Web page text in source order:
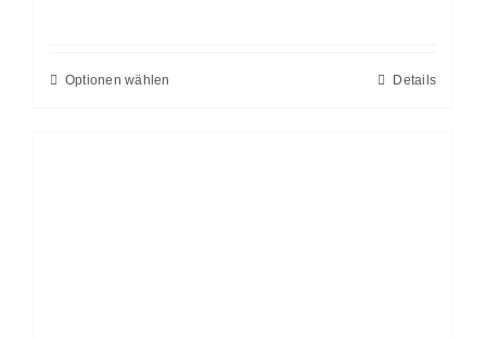
Optionen wählen Details